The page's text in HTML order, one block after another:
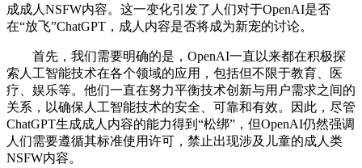
成成人NSFW内容。这一变化引发了人们对于OpenAI是否
在“放飞”ChatGPT，成人内容是否将成为新宠的讨论。
首先，我们需要明确的是，OpenAI一直以来都在积极探
索人工智能技术在各个领域的应用，包括但不限于教育、医
疗、娱乐等。他们一直在努力平衡技术创新与用户需求之间的
关系，以确保人工智能技术的安全、可靠和有效。因此，尽管
ChatGPT生成成人内容的能力得到“松绑”，但OpenAI仍然强调
人们需要遵循其标准使用许可，禁止出现涉及儿童的成人类
NSFW内容。